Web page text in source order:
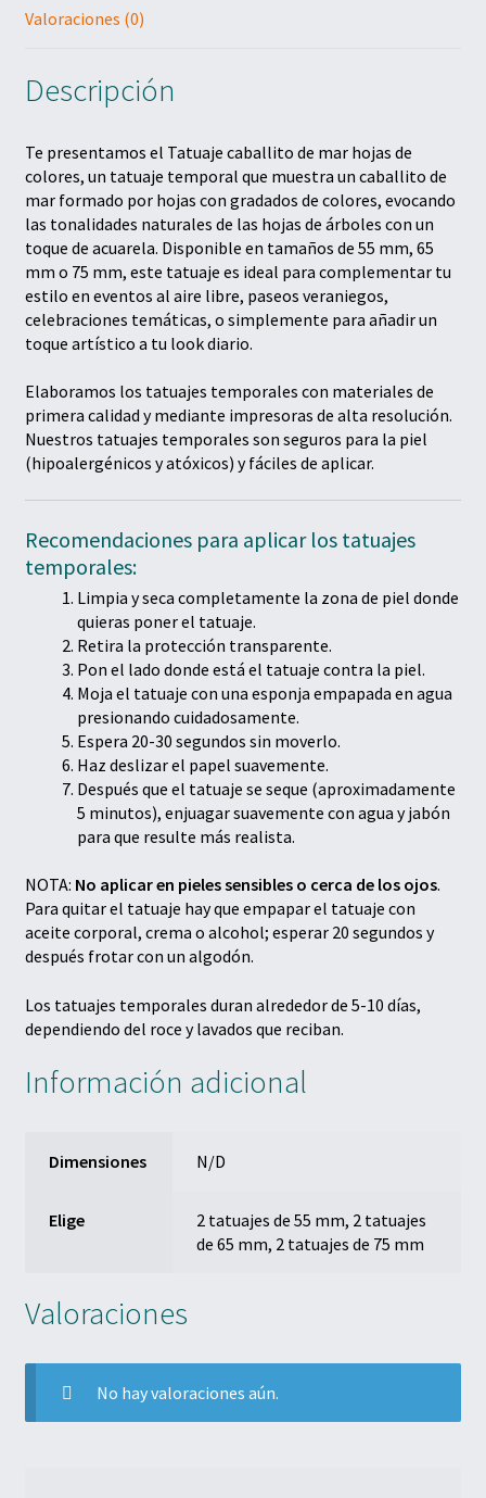
Valoraciones (0)
Descripción
Te presentamos el Tatuaje caballito de mar hojas de
colores, un tatuaje temporal que muestra un caballito de
mar formado por hojas con gradados de colores, evocando
las tonalidades naturales de las hojas de árboles con un
toque de acuarela. Disponible en tamaños de 55 mm, 65
mm o 75 mm, este tatuaje es ideal para complementar tu
estilo en eventos al aire libre, paseos veraniegos,
celebraciones temáticas, o simplemente para añadir un
toque artístico a tu look diario.
Elaboramos los tatuajes temporales con materiales de
primera calidad y mediante impresoras de alta resolución.
Nuestros tatuajes temporales son seguros para la piel
(hipoalergénicos y atóxicos) y fáciles de aplicar.
Recomendaciones para aplicar los tatuajes
temporales:
Limpia y seca completamente la zona de piel donde
quieras poner el tatuaje.
Retira la protección transparente.
Pon el lado donde está el tatuaje contra la piel.
Moja el tatuaje con una esponja empapada en agua
presionando cuidadosamente.
Espera 20-30 segundos sin moverlo.
Haz deslizar el papel suavemente.
Después que el tatuaje se seque (aproximadamente
5 minutos), enjuagar suavemente con agua y jabón
para que resulte más realista.
NOTA: No aplicar en pieles sensibles o cerca de los ojos.
Para quitar el tatuaje hay que empapar el tatuaje con
aceite corporal, crema o alcohol; esperar 20 segundos y
después frotar con un algodón.
Los tatuajes temporales duran alrededor de 5-10 días,
dependiendo del roce y lavados que reciban.
Información adicional
Dimensiones N/D
Elige
2 tatuajes de 55 mm, 2 tatuajes
de 65 mm, 2 tatuajes de 75 mm
Valoraciones
No hay valoraciones aún.